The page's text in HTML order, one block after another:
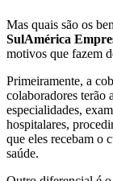
Mas quais são os
SulAmérica
motivos que fazem
Primeiramente, a
colaboradores terão
especialidades,
hospitalares,
que eles recebam o
saúde.